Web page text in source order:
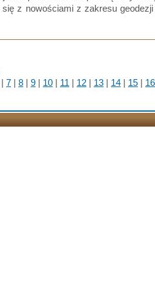
z nowościami z zakresu geodezji
| 7 | 8 | 9 | 10 | 11 | 12 | 13 | 14 | 15 | 16